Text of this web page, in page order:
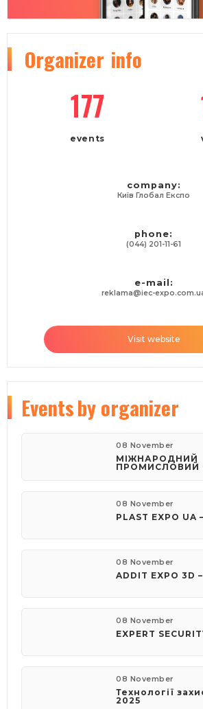
Organizer info
177
events
company:
Київ Глобал Експо
phone:
(044) 201-11-61
e-mail:
reklama@iec-
Visit website
Eventsby organizer
08 November
МІЖНАРОДНИЙ
ПРОМИСЛОВИЙ
08 November
PLAST EXPO UA
08 November
ADDIT EXPO 3D
08 November
EXPERT
08 November
Технології
2025